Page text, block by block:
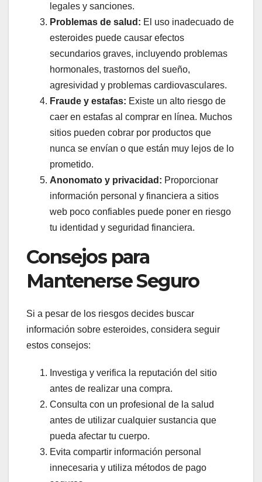
legales y sanciones.
Problemas de salud: El uso inadecuado de
esteroides puede causar efectos
secundarios graves, incluyendo problemas
hormonales, trastornos del sueño,
agresividad y problemas cardiovasculares.
Fraude y estafas: Existe un alto riesgo de
caer en estafas al comprar en línea. Muchos
sitios pueden cobrar por productos que
nunca se envían o que están muy lejos de lo
prometido.
Anonomato y privacidad: Proporcionar
información personal y financiera a sitios
web poco confiables puede poner en riesgo
tu identidad y seguridad financiera.
Consejos para
Mantenerse Seguro
Si a pesar de los riesgos decides buscar
información sobre esteroides, considera seguir
estos consejos:
Investiga y verifica la reputación del sitio
antes de realizar una compra.
Consulta con un profesional de la salud
antes de utilizar cualquier sustancia que
pueda afectar tu cuerpo.
Evita compartir información personal
innecesaria y utiliza métodos de pago